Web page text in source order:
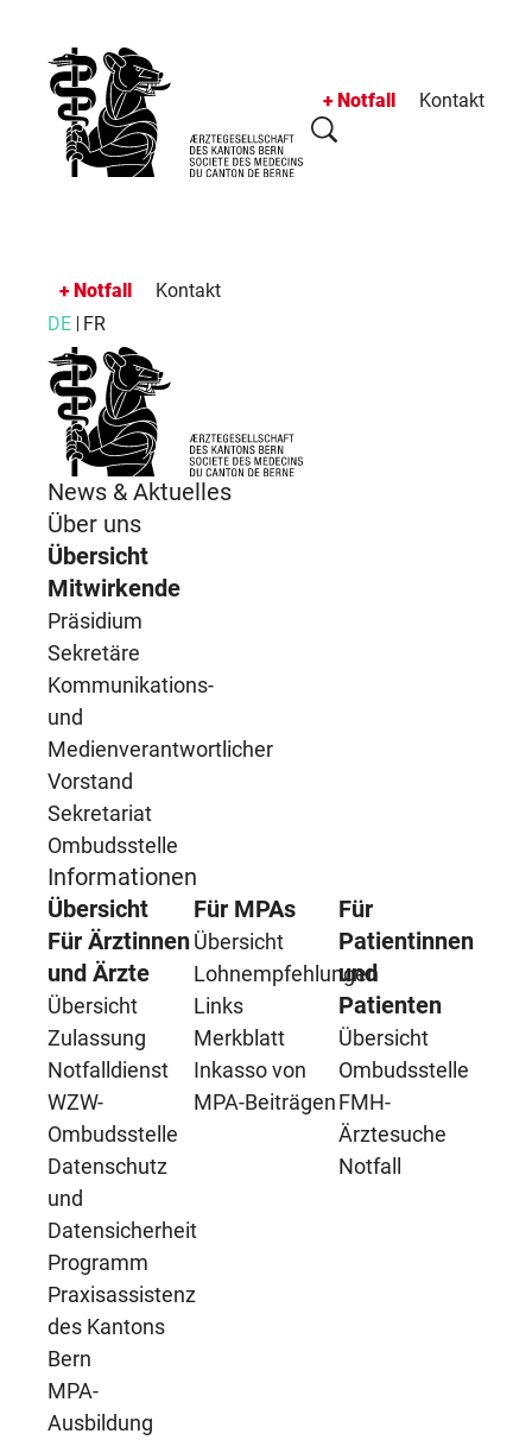
Notfall Kontakt
Notfall
Kontakt
DE FR
News & Aktuelles
Über uns
Übersicht
Mitwirkende
Präsidium
Sekretäre
Kommunikations-
und
Medienverantwortlicher
Vorstand
Sekretariat
Ombudsstelle
Informationen
Übersicht
Für Ärztinnen
und Ärzte
Übersicht
Zulassung
Notfalldienst
WZW-
Ombudsstelle
Datenschutz
und
Datensicherheit
Programm
Praxisassistenz
des Kantons
Bern
MPA-
Ausbildung
Für MPAs
Übersicht
Lohnempfehlungen
Links
Merkblatt
Inkasso von
MPA-Beiträgen
Für
Patientinnen
und
Patienten
Übersicht
Ombudsstelle
FMH-
Ärztesuche
Notfall